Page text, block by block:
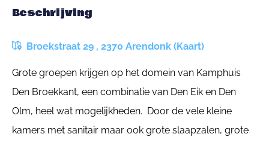
Beschrijving
Broekstraat 29 , 2370 Arendonk (Kaart)
Grote groepen krijgen op het domein van Kamphuis
Den Broekkant, een combinatie van Den Eik en Den
Olm, heel wat mogelijkheden. Door de vele kleine
kamers met sanitair maar ook grote slaapzalen, grote